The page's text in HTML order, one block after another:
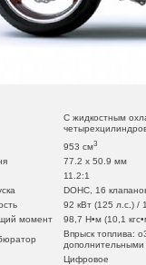
С жидкостным
953 см3
77.2 x 50.9 мм
11.2:1
DOHC, 16
92 кВт (125 л.с.) /
момент
98,7 Н•м (10,1
Впрыск топлива:
дополнительными
Цифровое